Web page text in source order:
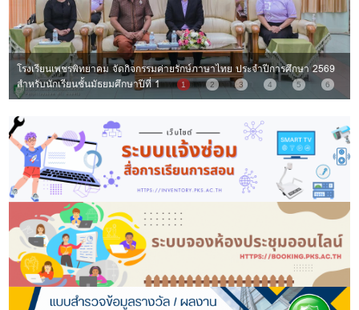
โรงเรียนเพชรพิทยาคม จัดกิจกรรมค่ายรักษ์ภาษาไทย ประจำปีการศึกษา 2569
สำหรับนักเรียนชั้นมัธยมศึกษาปีที่ 1
คณะผู้บริหารและครูโรงเรียนเพชรพิทยาคม ร่วมพิธีถวายเครื่องราชสักการะและ
จุดเทียนถวายพระพรชัยมงคล พระบาทสมเด็จพระเจ้าอยู่หัว
1 2 3 4 5 6